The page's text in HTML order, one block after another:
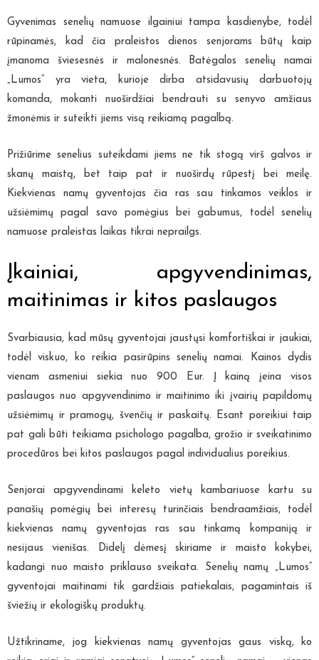
Gyvenimas senelių namuose ilgainiui tampa kasdienybe, todėl
rūpinamės, kad čia praleistos dienos senjorams būtų kaip
įmanoma šviesesnės ir malonesnės. Batėgalos senelių namai
„Lumos“ yra vieta, kurioje dirba atsidavusių darbuotojų
komanda, mokanti nuoširdžiai bendrauti su senyvo amžiaus
žmonėmis ir suteikti jiems visą reikiamą pagalbą.
Prižiūrime senelius suteikdami jiems ne tik stogą virš galvos ir
skanų maistą, bet taip pat ir nuoširdų rūpestį bei meilę.
Kiekvienas namų gyventojas čia ras sau tinkamos veiklos ir
užsiėmimų pagal savo pomėgius bei gabumus, todėl senelių
namuose praleistas laikas tikrai neprailgs.
Įkainiai, apgyvendinimas,
maitinimas ir kitos paslaugos
Svarbiausia, kad mūsų gyventojai jaustųsi komfortiškai ir jaukiai,
todėl viskuo, ko reikia pasirūpins senelių namai. Kainos dydis
vienam asmeniui siekia nuo 900 Eur. Į kainą įeina visos
paslaugos nuo apgyvendinimo ir maitinimo iki įvairių papildomų
užsiėmimų ir pramogų, švenčių ir paskaitų. Esant poreikiui taip
pat gali būti teikiama psichologo pagalba, grožio ir sveikatinimo
procedūros bei kitos paslaugos pagal individualius poreikius.
Senjorai apgyvendinami keleto vietų kambariuose kartu su
panašių pomėgių bei interesų turinčiais bendraamžiais, todėl
kiekvienas namų gyventojas ras sau tinkamą kompaniją ir
nesijaus vienišas. Didelį dėmesį skiriame ir maisto kokybei,
kadangi nuo maisto priklauso sveikata. Senelių namų „Lumos“
gyventojai maitinami tik gardžiais patiekalais, pagamintais iš
šviežių ir ekologiškų produktų.
Užtikriname, jog kiekvienas namų gyventojas gaus viską, ko